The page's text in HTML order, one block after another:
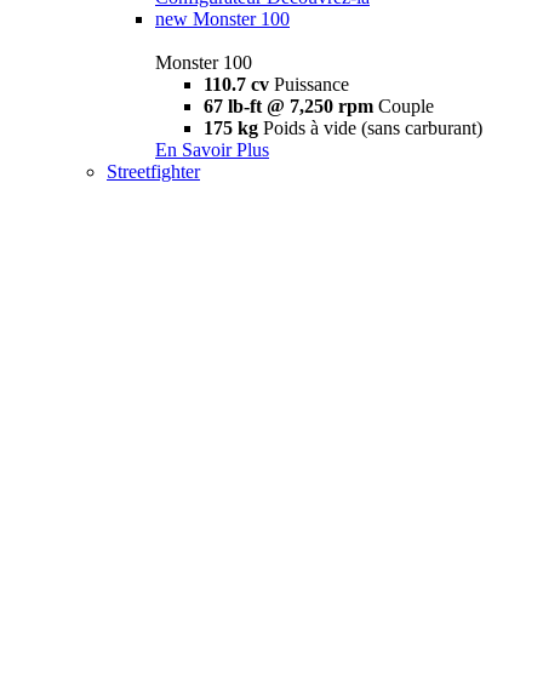
new Monster 100
Monster 100
110.7 cv Puissance
67 lb-ft @ 7,250 rpm Couple
175 kg Poids à vide (sans carburant)
En Savoir Plus
Streetfighter